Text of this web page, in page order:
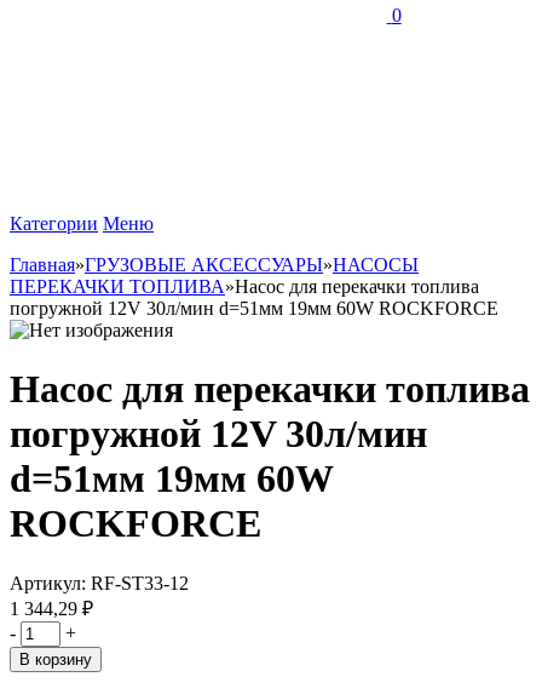
0
Категории Меню
Главная»ГРУЗОВЫЕ АКСЕССУАРЫ»НАСОСЫ
ПЕРЕКАЧКИ ТОПЛИВА»Насос для перекачки топлива
погружной 12V 30л/мин d=51мм 19мм 60W ROCKFORCE
Насос для перекачки топлива
погружной 12V 30л/мин
d=51мм 19мм 60W
ROCKFORCE
Артикул: RF-ST33-12
1 344,29 ₽
-
+
В корзину